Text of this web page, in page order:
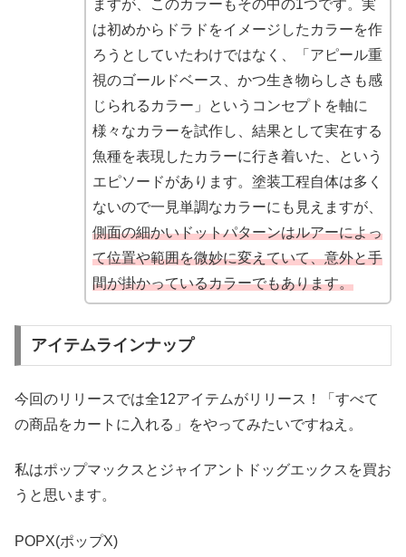
ますが、このカラーもその中の1つです。実
は初めからドラドをイメージしたカラーを作
ろうとしていたわけではなく、「アピール重
視のゴールドベース、かつ生き物らしさも感
じられるカラー」というコンセプトを軸に
様々なカラーを試作し、結果として実在する
魚種を表現したカラーに行き着いた、という
エピソードがあります。塗装工程自体は多く
ないので一見単調なカラーにも見えますが、
側面の細かいドットパターンはルアーによっ
て位置や範囲を微妙に変えていて、意外と手
間が掛かっているカラーでもあります。
アイテムラインナップ
今回のリリースでは全12アイテムがリリース！「すべて
の商品をカートに入れる」をやってみたいですねえ。
私はポップマックスとジャイアントドッグエックスを買お
うと思います。
POPX(ポップX)